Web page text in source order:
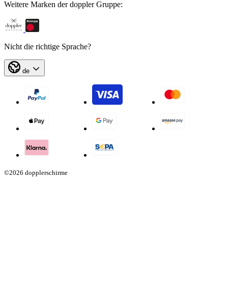
Weitere Marken der doppler Gruppe:
Nicht die richtige Sprache?
de
©2026 dopplerschirme